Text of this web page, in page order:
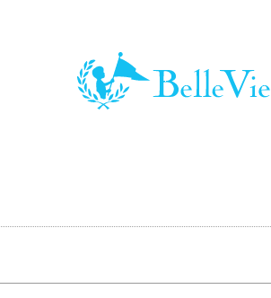
22.5cm 23.0cm